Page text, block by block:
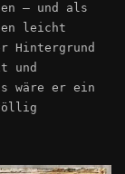
– und als
leicht
Hintergrund
und
wäre er ein